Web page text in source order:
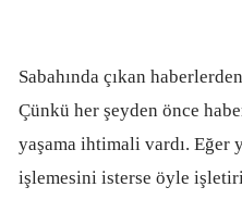
Sabahında çıkan
Çünkü her şeyden önce
yaşama ihtimali vardı. Eğer
işlemesini isterse öyle